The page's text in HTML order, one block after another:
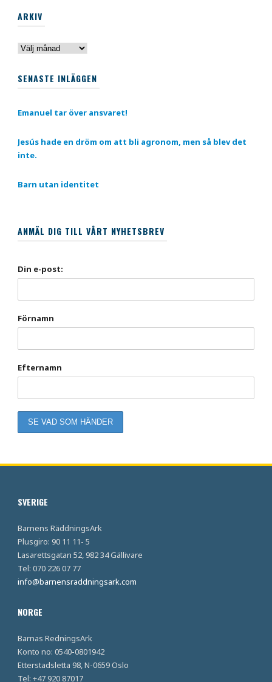
ARKIV
Arkiv
SENASTE INLÄGGEN
Emanuel tar över ansvaret!
Jesús hade en dröm om att bli agronom, men så blev det
inte.
Barn utan identitet
ANMÄL DIG TILL VÅRT NYHETSBREV
Din e-post:
Förnamn
Efternamn
SVERIGE
Barnens RäddningsArk
Plusgiro: 90 11 11- 5
Lasarettsgatan 52, 982 34 Gällivare
Tel: 070 226 07 77
info@barnensraddningsark.com
NORGE
Barnas RedningsArk
Konto no: 0540-0801942
Etterstadsletta 98, N-0659 Oslo
Tel: +47 920 87017